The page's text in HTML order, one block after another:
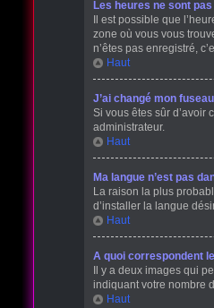
Les heures ne sont
Il est possible que
zone où vous vous
n’êtes pas enregistré,
Haut
J’ai changé mon
Si vous êtes sûr d’avoir
administrateur.
Haut
Ma langue n’est pas
La raison la plus
d’installer la langue
Haut
A quoi correspondent
Il y a deux images qui
indiquant votre nombre
Haut